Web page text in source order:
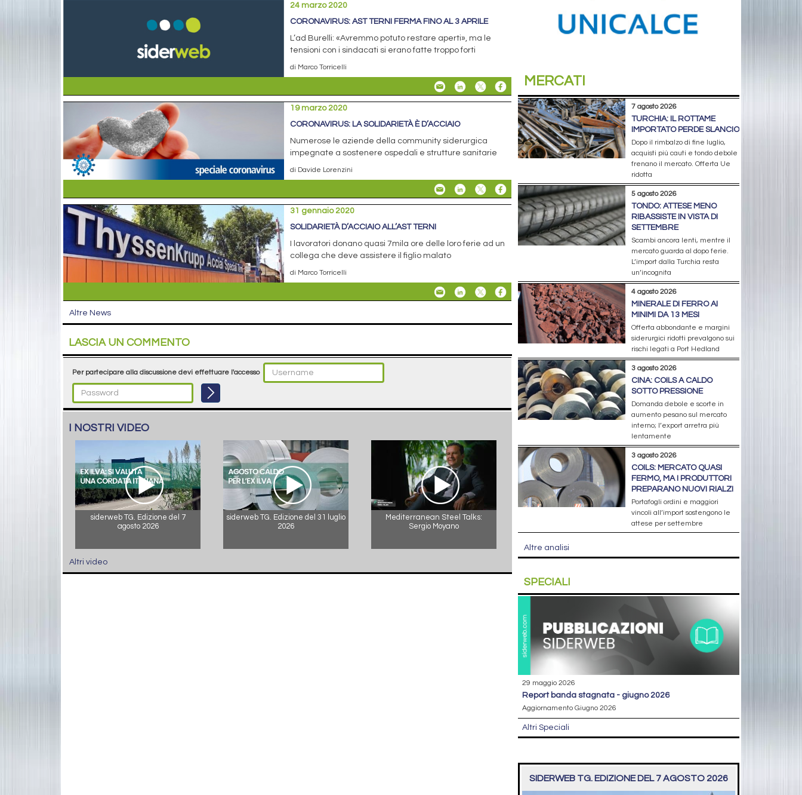
24 marzo 2020
CORONAVIRUS: AST TERNI FERMA FINO AL 3 APRILE
L’ad Burelli: «Avremmo potuto restare aperti», ma le
tensioni con i sindacati si erano fatte troppo forti
di Marco Torricelli
19 marzo 2020
CORONAVIRUS: LA SOLIDARIETÀ È D’ACCIAIO
Numerose le aziende della community siderurgica
impegnate a sostenere ospedali e strutture sanitarie
di Davide Lorenzini
31 gennaio 2020
SOLIDARIETÀ D’ACCIAIO ALL’AST TERNI
I lavoratori donano quasi 7mila ore delle loro ferie ad un
collega che deve assistere il figlio malato
di Marco Torricelli
Altre News
LASCIA UN COMMENTO
Per partecipare alla discussione devi effettuare l'accesso
I NOSTRI VIDEO
siderweb TG. Edizione del 7
agosto 2026
siderweb TG. Edizione del 31 luglio
2026
Mediterranean Steel Talks:
Sergio Moyano
Altri video
MERCATI
7 agosto 2026
TURCHIA: IL ROTTAME
IMPORTATO PERDE SLANCIO
Dopo il rimbalzo di fine luglio,
acquisti più cauti e tondo debole
frenano il mercato. Offerta Ue
ridotta
5 agosto 2026
TONDO: ATTESE MENO
RIBASSISTE IN VISTA DI
SETTEMBRE
Scambi ancora lenti, mentre il
mercato guarda al dopo ferie.
L’import dalla Turchia resta
un’incognita
4 agosto 2026
MINERALE DI FERRO AI
MINIMI DA 13 MESI
Offerta abbondante e margini
siderurgici ridotti prevalgono sui
rischi legati a Port Hedland
3 agosto 2026
CINA: COILS A CALDO
SOTTO PRESSIONE
Domanda debole e scorte in
aumento pesano sul mercato
interno; l’export arretra più
lentamente
3 agosto 2026
COILS: MERCATO QUASI
FERMO, MA I PRODUTTORI
PREPARANO NUOVI RIALZI
Portafogli ordini e maggiori
vincoli all’import sostengono le
attese per settembre
Altre analisi
SPECIALI
29 maggio 2026
report banda stagnata - giugno 2026
Aggiornamento Giugno 2026
Altri Speciali
SIDERWEB TG. EDIZIONE DEL 7 AGOSTO 2026